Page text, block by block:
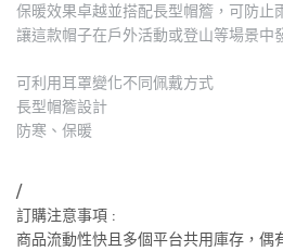
保暖效果卓越並搭配長型帽簷，可防止
讓這款帽子在戶外活動或登山等場景中
可利用耳罩變化不同佩戴方式
長型帽簷設計
防寒、保暖
/
訂購注意事項 :
商品流動性快且多個平台共用庫存，偶